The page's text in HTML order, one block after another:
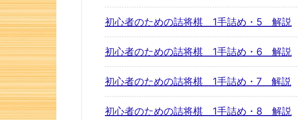
初心者のための詰将棋 1手詰め・5 解説
初心者のための詰将棋 1手詰め・6 解説
初心者のための詰将棋 1手詰め・7 解説
初心者のための詰将棋 1手詰め・8 解説